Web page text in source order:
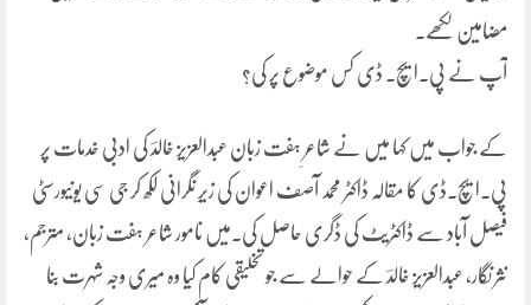
مضامین لکھے۔
آپ نے پی۔ایچ۔ ڈی کس موضوع پر کی؟
کے جواب میں کہا میں نے شاعرِ ہفت زبان عبدالعزیز خالدؔ کی ادبی خدمات پر
پی۔ایچ۔ڈی کا مقالہ ڈاکٹر محمد آصف اعوان کی زیرِ نگرانی لکھ کر جی سی یونیورسٹی
فیصل آباد سے ڈاکٹریٹ کی ڈگری حاصل کی۔میں نامور شاعر ہفت زبان، مترجم،
نثر نگار، عبدالعزیز خالدؔ کے حوالے سے جو تخلیقی کام کیا وہ میری وجہ شہرت بنا